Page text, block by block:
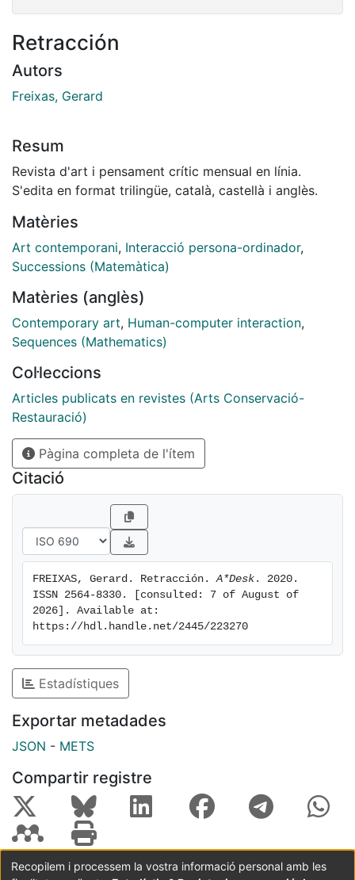
Retracción
Autors
Freixas, Gerard
Resum
Revista d'art i pensament crític mensual en línia.
S'edita en format trilingüe, català, castellà i anglès.
Matèries
Art contemporani, Interacció persona-ordinador,
Successions (Matemàtica)
Matèries (anglès)
Contemporary art, Human-computer interaction,
Sequences (Mathematics)
Col·leccions
Articles publicats en revistes (Arts Conservació-
Restauració)
Pàgina completa de l'ítem
Citació
FREIXAS, Gerard. Retracción. A*Desk . 2020.
ISSN 2564-8330. [consulted: 7 of August of
2026]. Available at:
https://hdl.handle.net/2445/223270
Estadístiques
Exportar metadades
JSON - METS
Compartir registre
Recopilem i processem la vostra informació personal amb les